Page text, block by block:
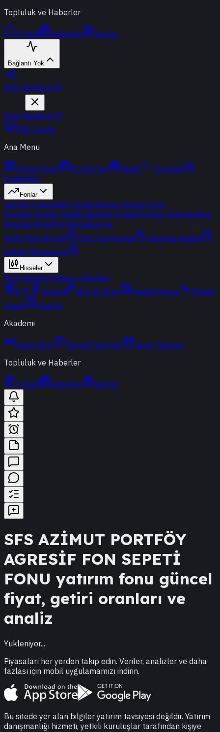
Topluluk ve Haberler
t-Chat Haberler Yazılar
Bağlantı Yok
Giriş YapKayıt Ol
Giriş YapKayıt Ol
PRO Üyelik
Ana Menu
Günün Özeti Portföyüm Radar
Terminal
Endeksler
Fonlar
Yatırım FonlarıBES FonlarıBorsa Yatırım Fonu
Popüler Fonlar YeniBir Bakışta FonlarPortföy ŞirketleriFon
KarşılaştırmaFon Simülasyonu
Akıllı Para Sinyali
Ters Fon Arama
Çakışma Analizi
Sektör Rotasyonu
Hisseler
Yerli HisselerYabancı Hisseler
ETF
Kripto Altın & Döviz Vadeli Piyasa
Teknik
Analiz
Araçlar
Akademi
Canlı Yayın Geçmiş Yayınlar
Yayın Takvimi
Topluluk ve Haberler
t-Chat Haberler Yazılar
SFS AZİMUT PORTFÖY
AGRESİF FON SEPETİ
FONU yatırım fonu güncel
fiyat, getiri oranları ve
analiz
Yukleniyor...
Piyasaları her yerden takip edin. Veriler, analizler ve daha
fazlası için mobil uygulamamızı indirin.
Bu sitede yer alan bilgiler yatırım tavsiyesi değildir. Yatırım
danışmanlığı hizmeti, yetkili kuruluşlar tarafından kişiye